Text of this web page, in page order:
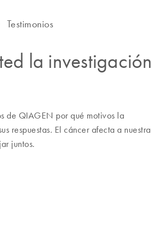
Testimonios
la investigación
de QIAGEN por qué motivos la
respuestas. El cáncer afecta a nuestra
juntos.